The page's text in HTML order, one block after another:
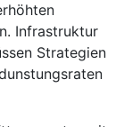
Infrastruktur
Strategien